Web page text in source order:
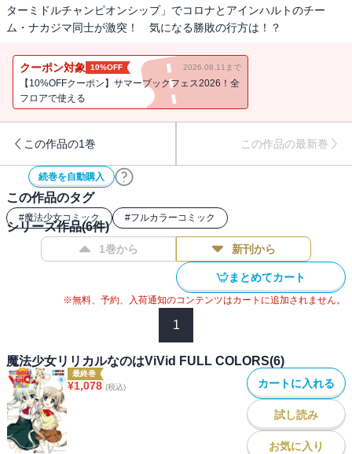
ターミドルチャンピオンシップ」でコロナとアインハルトのチー
ム・ナカジマ同士が激突！ 気になる勝敗の行方は！？
クーポン対象 10%OFF 2026.08.11まで
【10%OFFクーポン】サマーブックフェス2026！全
フロアで使える
この作品の1巻 この作品の最新巻
続巻を自動購入
この作品のタグ
#魔法少女コミック #フルカラーコミック
シリーズ作品(6件)
1巻から 新刊から
まとめてカート
※無料、予約、入荷通知のコンテンツはカートに追加されません。
1
魔法少女リリカルなのはViVid FULL COLORS(6)
最終巻
¥1,078 (税込) カートに入れる
試し読み
お気に入り